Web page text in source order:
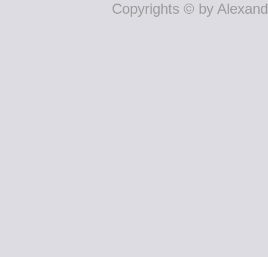
Copyrights © by